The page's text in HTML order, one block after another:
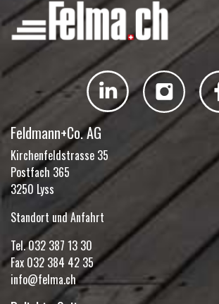
Feldmann+Co. AG
Kirchenfeldstrasse 35
Postfach 365
3250 Lyss
Standort und Anfahrt
Tel.032 387 13 30
Fax 032 384 42 35
info@felma.ch